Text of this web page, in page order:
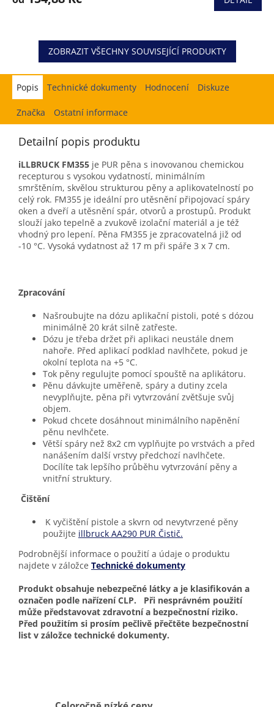
hvězdiček.ZOBRAZIT VŠECHNY SOUVISEJÍCÍ PRODUKTY
Popis Hodnocení Diskuze
Značka Ostatní informace
Detailní popis produktu
iLLBRUCK FM355 je PUR pěna s inovovanou chemickou
recepturou s vysokou vydatností, minimálním
smrštěním, skvělou strukturou pěny a aplikovatelností po
celý rok. FM355 je ideální pro utěsnění připojovací spáry
oken a dveří a utěsnění spár, otvorů a prostupů. Produkt
slouží jako tepelně a zvukově izolační materiál a je též
vhodný pro lepení. Pěna FM355 je zpracovatelná již od
-10 °C. Vysoká vydatnost až 17 m při spáře 3 x 7 cm.
Zpracování
Našroubujte na dózu aplikační pistoli, poté s dózou
minimálně 20 krát silně zatřeste.
Dózu je třeba držet při aplikaci neustále dnem
nahoře. Před aplikací podklad navlhčete, pokud je
okolní teplota na +5 °C.
Tok pěny regulujte pomocí spouště na aplikátoru.
Pěnu dávkujte uměřeně, spáry a dutiny zcela
nevyplňujte, pěna při vytvrzování zvětšuje svůj
objem.
Pokud chcete dosáhnout minimálního napěnění
pěnu nevlhčete.
Větší spáry než 8x2 cm vyplňujte po vrstvách a před
nanášením další vrstvy předchozí navlhčete.
Docílíte tak lepšího průběhu vytvrzování pěny a
vnitřní struktury.
Čištění
K vyčištění pistole a skvrn od nevytvrzené pěny
použijte illbruck AA290 PUR Čistič.
Podrobnější informace o použití a údaje o produktu
najdete v záložce Technické dokumenty
Produkt obsahuje nebezpečné látky a je klasifikován a
označen podle nařízení CLP. Při nesprávném použití
může představovat zdravotní a bezpečnostní riziko.
Před použitím si prosím pečlivě přečtěte bezpečnostní
list v záložce technické dokumenty.